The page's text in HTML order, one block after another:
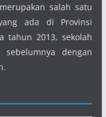
salah satu
ada di Provinsi
tahun 2013, sekolah
dengan